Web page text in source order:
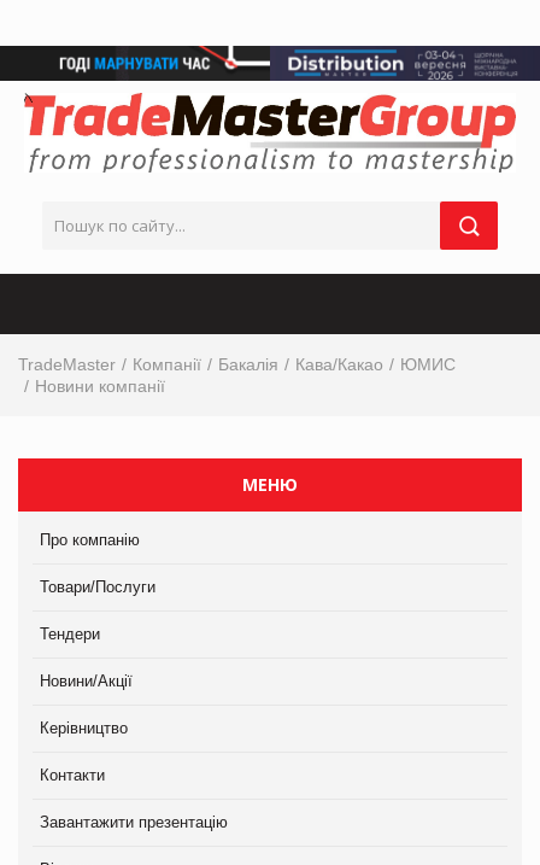
TradeMaster Компанії Бакалія Кава/Какао
ЮМИС
Новини компанії
МЕНЮ
Про компанію
Товари/Послуги
Тендери
Новини/Акції
Керівництво
Контакти
Завантажити презентацію